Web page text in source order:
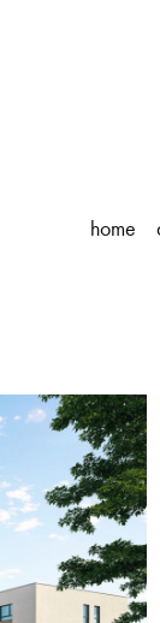
home